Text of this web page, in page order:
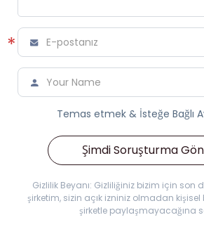
* 

Temas etmek & İsteğe Bağlı
Şimdi Soruşturma
Gizlilik Beyanı: Gizliliğiniz bizim için son
şirketim, sizin açık izniniz olmadan kişisel
şirketle paylaşmayacağına